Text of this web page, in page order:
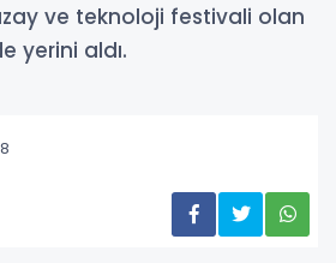
ve teknoloji festivali olan
yerini aldı.